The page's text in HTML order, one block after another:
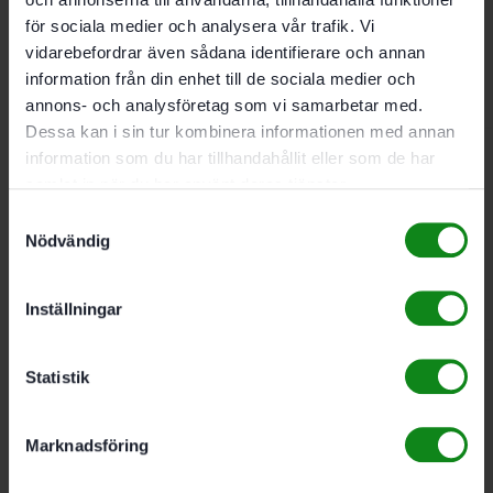
för sociala medier och analysera vår trafik. Vi
vidarebefordrar även sådana identifierare och annan
information från din enhet till de sociala medier och
annons- och analysföretag som vi samarbetar med.
Dessa kan i sin tur kombinera informationen med annan
information som du har tillhandahållit eller som de har
Nödvändig
Inställningar
Statistik
Marknadsföring
Festool Slipunderlägg
SU/KM-BS 75
190 kr
Stationäranordning SE-
kr
Festool Utsugsadapter
AA-BS 75/105